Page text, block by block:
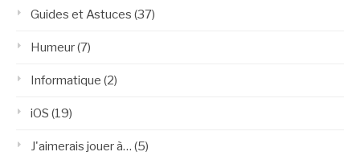
Guides et Astuces (37)
Humeur(7)
Informatique (2)
iOS (19)
J'aimerais jouer à… (5)